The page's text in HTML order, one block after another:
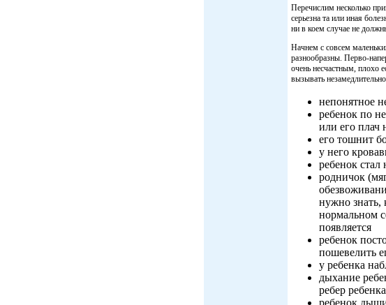
Перечислим несколько
серьезна та или иная
ни в коем случае не
Начнем с совсем
разнообразны. Перво-
очень несчастным, плохо
вызывать
непонятное
ребенок по
или его плач
его тошнит
у него
ребенок
родничок
нужно знать,
нормальном
появляется
ребенок
пошевелить
у ребенка
дыхание
ребер